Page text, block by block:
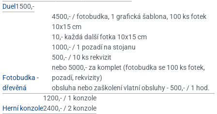
Duel 1500,-
Fotobudka -
dřevěná
4500,- / fotobudka, 1 grafická šablona, 100 ks fotek
10x15 cm
10,- každá další fotka 10x15 cm
1000,- / 1 pozadí na stojanu
500,- / 10 ks rekvizit
nebo 5000,- za komplet (fotobudka se 100 ks fotek,
pozadí, rekvizity)
obsluha nebo zaškolení vlatní obsluhy - 500,- / 1 hod.
Herní konzole
1200,- / 1 konzole
2400,- / 2 konzole